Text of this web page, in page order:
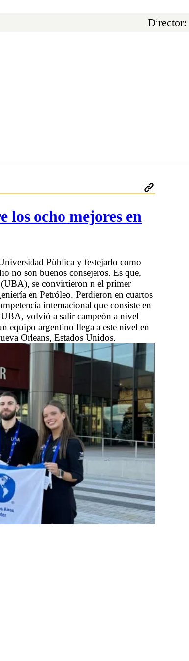
los ocho mejores en
Pùblica y festejarlo como
no son buenos consejeros. Es que,
(UBA), se convirtieron n el primer
en Petróleo. Perdieron en cuartos
internacional que consiste en
UBA, volvió a salir campeón a nivel
equipo argentino llega a este nivel en
Orleans, Estados Unidos.